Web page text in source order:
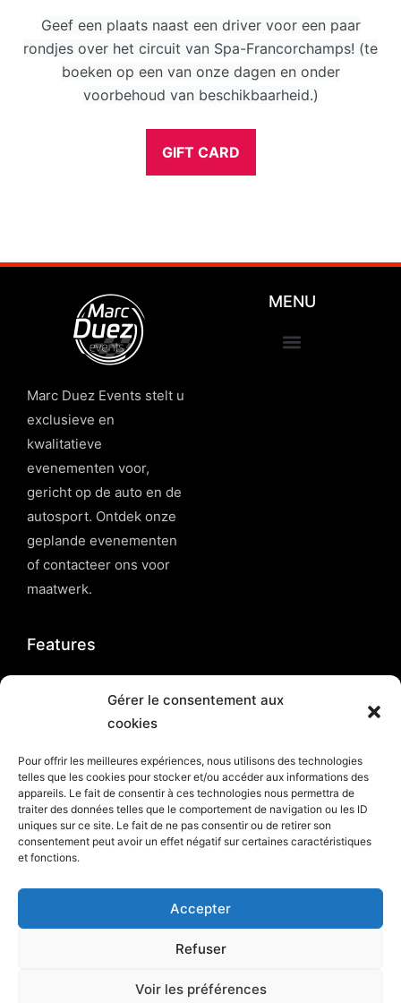
Gérer le consentement aux
cookies
Pour offrir les meilleures expériences, nous utilisons des technologies
telles que les cookies pour stocker et/ou accéder aux informations des
appareils. Le fait de consentir à ces technologies nous permettra de
traiter des données telles que le comportement de navigation ou les ID
uniques sur ce site. Le fait de ne pas consentir ou de retirer son
consentement peut avoir un effet négatif sur certaines caractéristiques
et fonctions.
Accepter
Refuser
Voir les préférences
Geef een plaats naast een driver voor een paar
rondjes over het circuit van Spa-Francorchamps! (te
boeken op een van onze dagen en onder
voorbehoud van beschikbaarheid.)
GIFT CARD
Marc Duez Events stelt u
exclusieve en
kwalitatieve
evenementen voor,
gericht op de auto en de
autosport. Ontdek onze
geplande evenementen
of contacteer ons voor
maatwerk.
MENU
Features
Rue des Poiriers 5
5030 Gembloux
info@marc-duez.be